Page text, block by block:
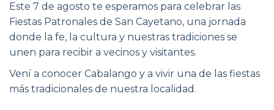
Este 7 de agosto te esperamos para celebrar las
Fiestas Patronales de San Cayetano, una jornada
donde la fe, la cultura y nuestras tradiciones se
unen para recibir a vecinos y visitantes.
Vení a conocer Cabalango y a vivir una de las fiestas
más tradicionales de nuestra localidad.